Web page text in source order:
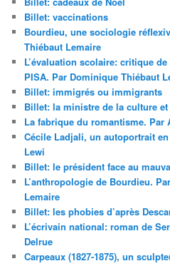
Billet: vaccinations
Bourdieu, une sociologie
Thiébaut Lemaire
L’évaluation scolaire: critique
PISA. Par Dominique Thiébaut
Billet: immigrés ou immigrants
Billet: la ministre de la culture
La fabrique du romantisme. Par
Cécile Ladjali, un autoportrait
Lewi
Billet: le président face au
L’anthropologie de Bourdieu.
Lemaire
Billet: les phobies d’après
L’écrivain national: roman de
Delrue
Carpeaux (1827-1875), un